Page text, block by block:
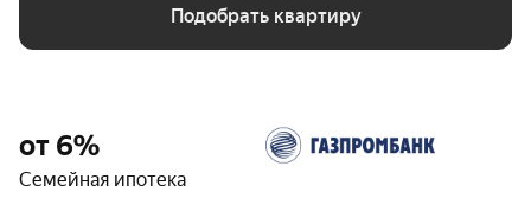
Подобрать квартиру
от 6%
Семейная ипотека